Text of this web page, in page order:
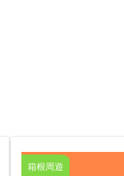
箱根周遊